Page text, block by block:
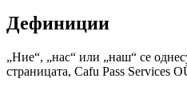
Дефиниции
„Ние“, „нас“ или „наш“ се
страницата, Cafu Pass Services